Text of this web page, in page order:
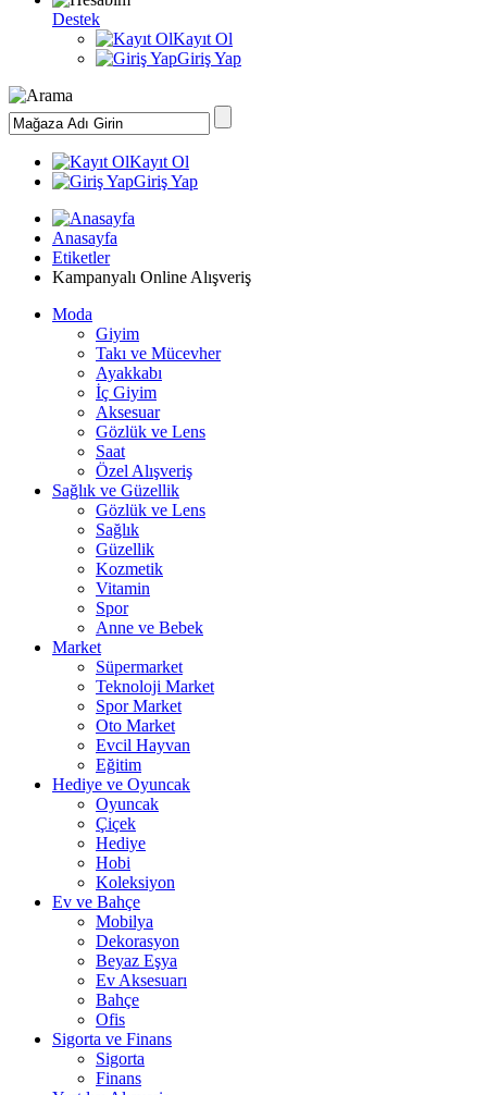
Destek
Kayıt Ol
Giriş Yap
Kayıt Ol
Giriş Yap
Anasayfa
Etiketler
Kampanyalı Online Alışveriş
Moda
Giyim
Takı ve Mücevher
Ayakkabı
İç Giyim
Aksesuar
Gözlük ve Lens
Saat
Özel Alışveriş
Sağlık ve Güzellik
Gözlük ve Lens
Sağlık
Güzellik
Kozmetik
Vitamin
Spor
Anne ve Bebek
Market
Süpermarket
Teknoloji Market
Spor Market
Oto Market
Evcil Hayvan
Eğitim
Hediye ve Oyuncak
Oyuncak
Çiçek
Hediye
Hobi
Koleksiyon
Ev ve Bahçe
Mobilya
Dekorasyon
Beyaz Eşya
Ev Aksesuarı
Bahçe
Ofis
Sigorta ve Finans
Sigorta
Finans